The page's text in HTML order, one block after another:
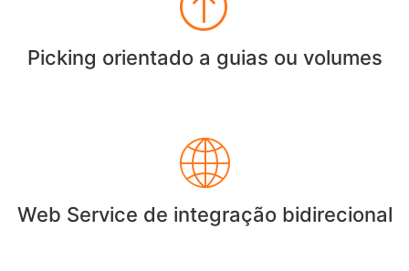
Picking orientado a guias ou volumes
Web Service de integração bidirecional